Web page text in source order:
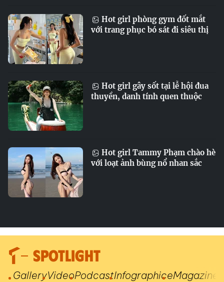
Hot girl phòng gym đốt mắt
với trang phục bó sát đi siêu thị
Hot girl gây sốt tại lễ hội đua
thuyền, danh tính quen thuộc
Hot girl Tammy Phạm chào hè
với loạt ảnh bùng nổ nhan sắc
SPOTLIGHT
GalleryVideoPodcastInfographiceMagazine